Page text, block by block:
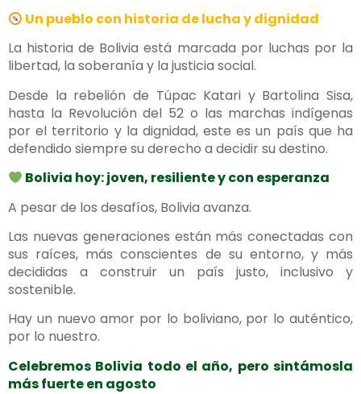
Un pueblo con historia de lucha y dignidad
La historia de Bolivia está marcada por luchas por la
libertad, la soberanía y la justicia social.
Desde la rebelión de Túpac Katari y Bartolina Sisa,
hasta la Revolución del 52 o las marchas indígenas
por el territorio y la dignidad, este es un país que ha
defendido siempre su derecho a decidir su destino.
Bolivia hoy: joven, resiliente y con esperanza
A pesar de los desafíos, Bolivia avanza.
Las nuevas generaciones están más conectadas con
sus raíces, más conscientes de su entorno, y más
decididas a construir un país justo, inclusivo y
sostenible.
Hay un nuevo amor por lo boliviano, por lo auténtico,
por lo nuestro.
Celebremos Bolivia todo el año, pero sintámosla
más fuerte en agosto